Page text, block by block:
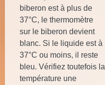
biberon est à plus de
37°C, le thermomètre
sur le biberon devient
blanc. Si le liquide est à
37°C ou moins, il reste
bleu. Vérifiez toutefois la
température une